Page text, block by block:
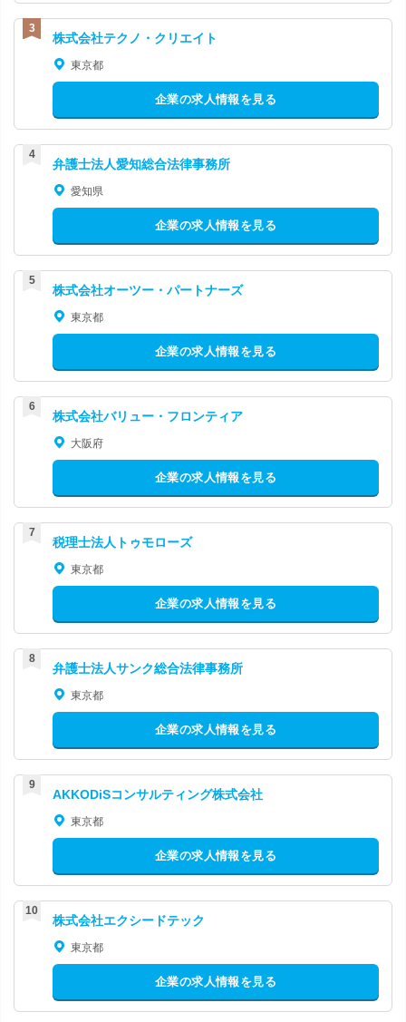
株式会社テクノ・クリエイト
東京都
企業の求人情報を見る
弁護士法人愛知総合法律事務所
愛知県
企業の求人情報を見る
株式会社オーツー・パートナーズ
東京都
企業の求人情報を見る
株式会社バリュー・フロンティア
大阪府
企業の求人情報を見る
税理士法人トゥモローズ
東京都
企業の求人情報を見る
弁護士法人サンク総合法律事務所
東京都
企業の求人情報を見る
AKKODiSコンサルティング株式会社
東京都
企業の求人情報を見る
株式会社エクシードテック
東京都
企業の求人情報を見る